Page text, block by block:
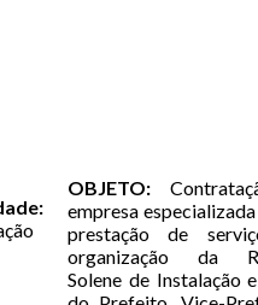
OBJETO:
empresa
prestação de
organização da
Solene de Instalação